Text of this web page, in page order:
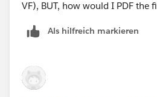
VF), BUT, how would I PDF the
Als hilfreich markieren